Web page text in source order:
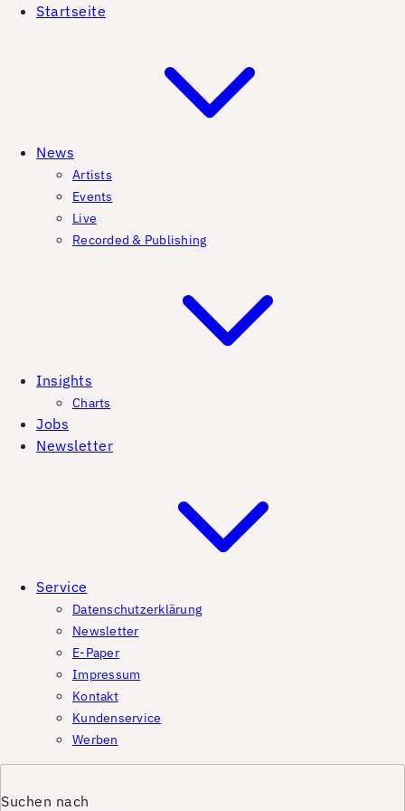
Startseite
News
Artists
Events
Live
Recorded & Publishing
Insights
Charts
Jobs
Newsletter
Service
Datenschutzerklärung
Newsletter
E-Paper
Impressum
Kontakt
Kundenservice
Werben
Suchen nach